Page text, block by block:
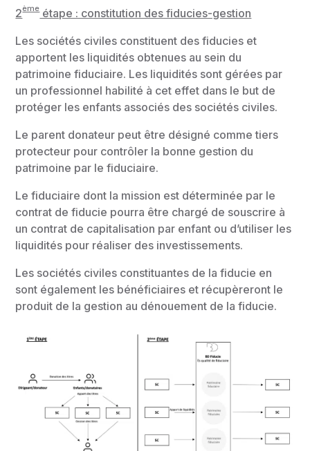
2èmeétape : constitution des fiducies-gestion
Les sociétés civiles constituent des fiducies et
apportent les liquidités obtenues au sein du
patrimoine fiduciaire. Les liquidités sont gérées par
un professionnel habilité à cet effet dans le but de
protéger les enfants associés des sociétés civiles.
Le parent donateur peut être désigné comme tiers
protecteur pour contrôler la bonne gestion du
patrimoine par le fiduciaire.
Le fiduciaire dont la mission est déterminée par le
contrat de fiducie pourra être chargé de souscrire à
un contrat de capitalisation par enfant ou d’utiliser les
liquidités pour réaliser des investissements.
Les sociétés civiles constituantes de la fiducie en
sont également les bénéficiaires et récupèreront le
produit de la gestion au dénouement de la fiducie.